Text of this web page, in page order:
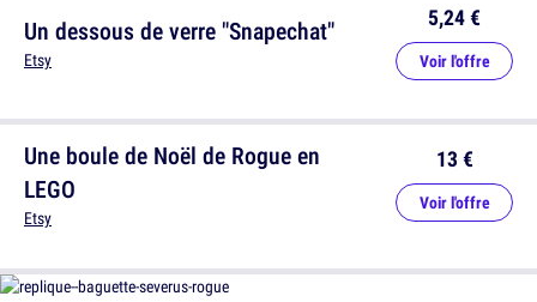
Un dessous de verre "Snapechat"
Etsy
5,24 €
Voir l'offre
Une boule de Noël de Rogue en
LEGO
Etsy
13 €
Voir l'offre